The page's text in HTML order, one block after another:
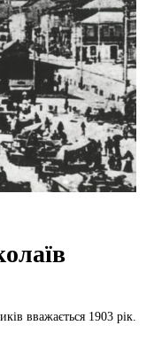
вважається 1903 рік.